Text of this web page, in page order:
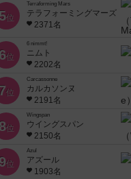
位
Terraforming Mars
テラフォーミングマーズ
2371名
位
6 nimmt!
ニムト
2202名
位
Carcassonne
カルカソンヌ
2191名
位
Wingspan
ウイングスパン
2150名
位
Azul
アズール
1903名